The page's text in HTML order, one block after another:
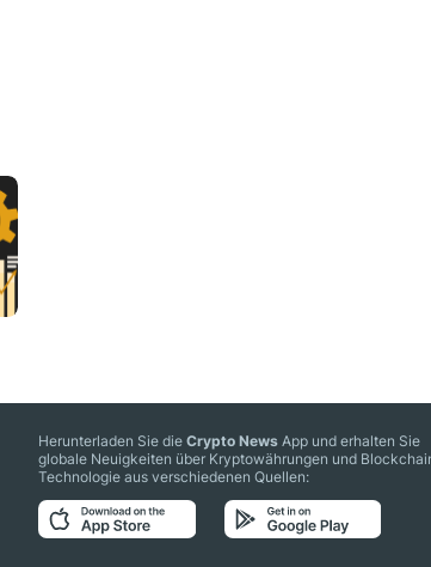
Herunterladen Sie dieCrypto News App und erhalten Sie
globale Neuigkeiten über Kryptowährungen und
Technologie aus verschiedenen Quellen: